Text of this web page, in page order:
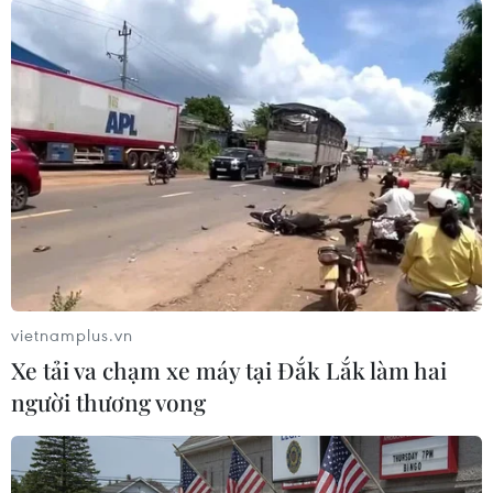
#Pop Idol #X Factor
#Britain’s Got Talent
#American Idol
#Simon Cowell
#Người đồng tính
#Hollywood
#Ma túy
#Leonardo Di Caprio
#Truyền hình thực tế
Theo dõi VietnamPlus
vietnamplus.vn
Xe tải va chạm xe máy tại Đắk Lắk làm hai
người thương vong